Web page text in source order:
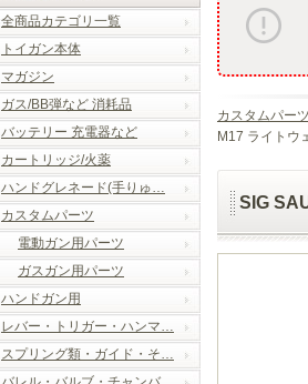
全商品カテゴリ一覧
トイガン本体
マガジン
ガス/BB弾など 消耗品
バッテリー 充電器など
カートリッジ/火薬
ハンドグレネード(手りゅ…
カスタムパーツ
電動ガン用パーツ
ガスガン用パーツ
ハンドガン用
レバー・トリガー・ハンマ…
スプリング類・ガイド・そ…
カスタムパーツ
M17 ライトウ
SIG